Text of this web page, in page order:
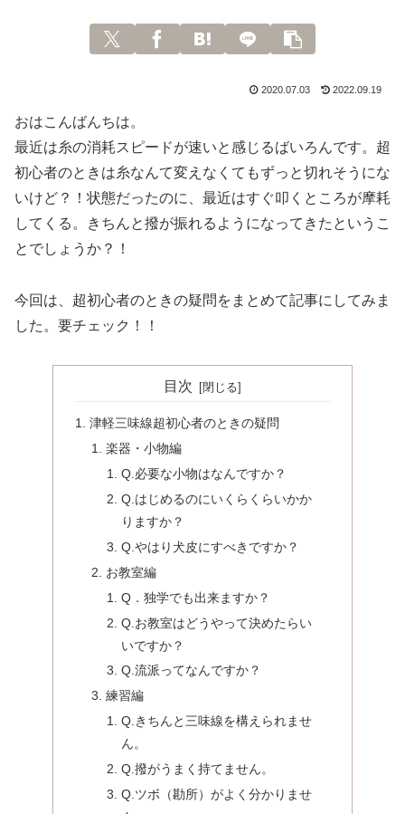
2020.07.03 2022.09.19
おはこんばんちは。
最近は糸の消耗スピードが速いと感じるばいろんです。超
初心者のときは糸なんて変えなくてもずっと切れそうにな
いけど？！状態だったのに、最近はすぐ叩くところが摩耗
してくる。きちんと撥が振れるようになってきたというこ
とでしょうか？！
今回は、超初心者のときの疑問をまとめて記事にしてみま
した。要チェック！！
目次
津軽三味線超初心者のときの疑問
楽器・小物編
Q.必要な小物はなんですか？
Q.はじめるのにいくらくらいかか
りますか？
Q.やはり犬皮にすべきですか？
お教室編
Q．独学でも出来ますか？
Q.お教室はどうやって決めたらい
いですか？
Q.流派ってなんですか？
練習編
Q.きちんと三味線を構えられませ
ん。
Q.撥がうまく持てません。
Q.ツボ（勘所）がよく分かりませ